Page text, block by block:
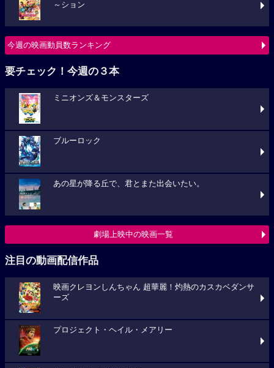
～ション
今週の映画動員数ランキング
要チェック！今週の３本
ミニオンズ＆モンスターズ
ブルーロック
あの星が降る丘で、君とまた出会いたい。
劇場上映中の映画一覧
注目の動画配信作品
映画クレヨンしんちゃん 超華麗！灼熱のカスカベダンサ
ーズ
プロジェクト・ヘイル・メアリー